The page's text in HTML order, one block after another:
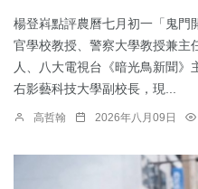
楊登嵙點評農曆七月初一「鬼門
官學校教授、警察大學教授兼主
人、八大電視台《暗光鳥新聞
右影藝科技大學副校長，現...
高哲翰 2026年八月09日